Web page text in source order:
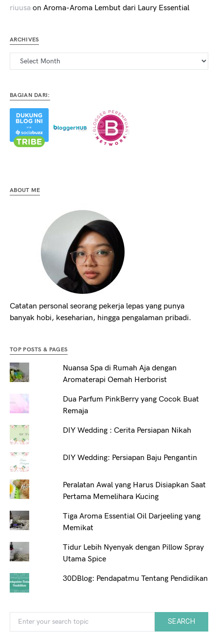
riuusa on Aroma-Aroma Lembut dari Laury Essential
ARCHIVES
Archives
BAGIAN DARI:
ABOUT ME
Catatan personal seorang pekerja lepas yang punya
banyak hobi, keseharian, hingga pengalaman pribadi.
TOP POSTS & PAGES
Nuansa Spa di Rumah Aja dengan
Aromaterapi Oemah Herborist
Dua Parfum PinkBerry yang Cocok Buat
Remaja
DIY Wedding : Cerita Persiapan Nikah
DIY Wedding: Persiapan Baju Pengantin
Peralatan Awal yang Harus Disiapkan Saat
Pertama Memelihara Kucing
Tiga Aroma Essential Oil Darjeeling yang
Memikat
Tidur Lebih Nyenyak dengan Pillow Spray
Utama Spice
30DBlog: Pendapatmu Tentang Pendidikan
SEARCH